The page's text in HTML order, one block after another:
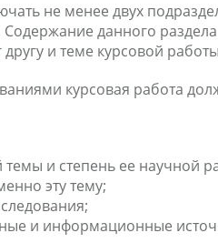
не менее двух
данного
и теме курсовой
курсовая работа
и степень ее научной
эту тему;
и информационные